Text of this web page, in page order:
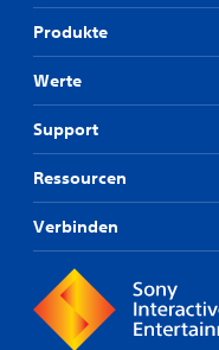
Produkte
Werte
Support
Ressourcen
Verbinden